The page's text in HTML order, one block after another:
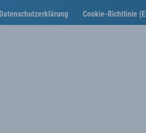
Datenschutzerklärung Cookie-Richtlinie